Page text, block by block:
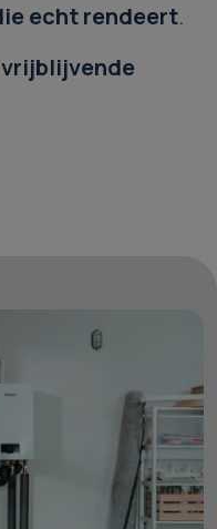
echt rendeert.